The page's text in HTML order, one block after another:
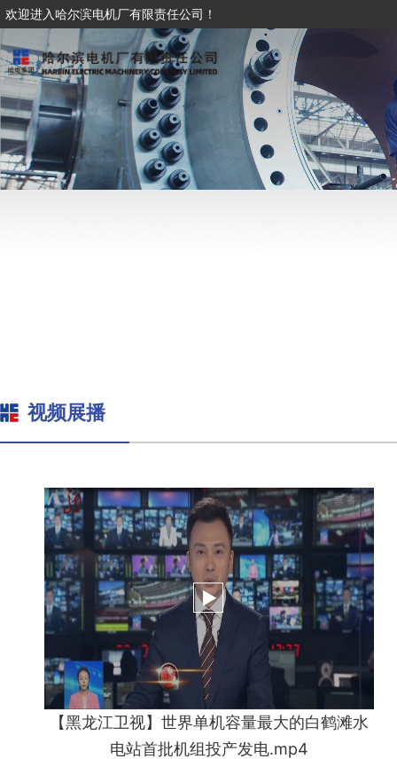
欢迎进入哈尔滨电机厂有限责任公司！
视频展播
【黑龙江卫视】世界单机容量最大的白鹤滩水
电站首批机组投产发电.mp4